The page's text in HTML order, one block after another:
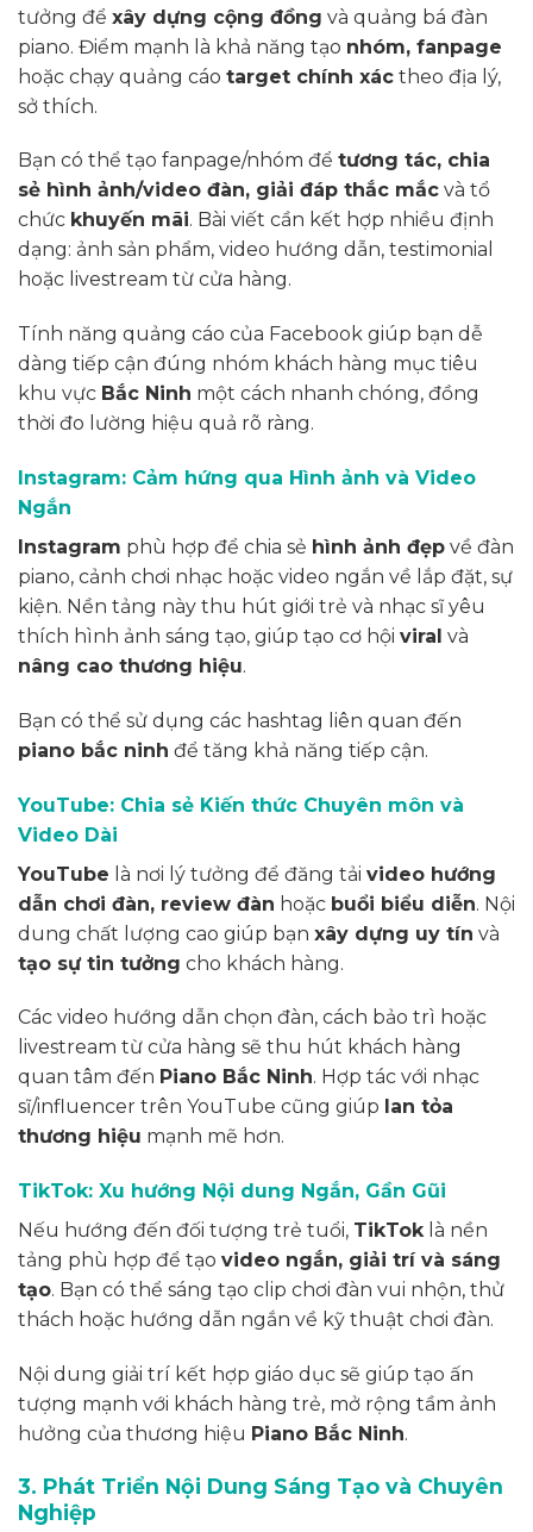
tưởng để xây dựng cộng đồng và quảng bá đàn
piano. Điểm mạnh là khả năng tạo nhóm, fanpage
hoặc chạy quảng cáo target chính xác theo địa lý,
sở thích.
Bạn có thể tạo fanpage/nhóm để tương tác, chia
sẻ hình ảnh/video đàn, giải đáp thắc mắc và tổ
chức khuyến mãi. Bài viết cần kết hợp nhiều định
dạng: ảnh sản phẩm, video hướng dẫn, testimonial
hoặc livestream từ cửa hàng.
Tính năng quảng cáo của Facebook giúp bạn dễ
dàng tiếp cận đúng nhóm khách hàng mục tiêu
khu vực Bắc Ninh một cách nhanh chóng, đồng
thời đo lường hiệu quả rõ ràng.
Instagram: Cảm hứng qua Hình ảnh và Video
Ngắn
Instagram phù hợp để chia sẻ hình ảnh đẹp về đàn
piano, cảnh chơi nhạc hoặc video ngắn về lắp đặt, sự
kiện. Nền tảng này thu hút giới trẻ và nhạc sĩ yêu
thích hình ảnh sáng tạo, giúp tạo cơ hội viral và
nâng cao thương hiệu.
Bạn có thể sử dụng các hashtag liên quan đến
piano bắc ninh để tăng khả năng tiếp cận.
YouTube: Chia sẻ Kiến thức Chuyên môn và
Video Dài
YouTube là nơi lý tưởng để đăng tải video hướng
dẫn chơi đàn, review đàn hoặc buổi biểu diễn. Nội
dung chất lượng cao giúp bạn xây dựng uy tín và
tạo sự tin tưởng cho khách hàng.
Các video hướng dẫn chọn đàn, cách bảo trì hoặc
livestream từ cửa hàng sẽ thu hút khách hàng
quan tâm đến Piano Bắc Ninh. Hợp tác với nhạc
sĩ/influencer trên YouTube cũng giúp lan tỏa
thương hiệu mạnh mẽ hơn.
TikTok: Xu hướng Nội dung Ngắn, Gần Gũi
Nếu hướng đến đối tượng trẻ tuổi, TikToklà nền
tảng phù hợp để tạo video ngắn, giải trí và sáng
tạo. Bạn có thể sáng tạo clip chơi đàn vui nhộn, thử
thách hoặc hướng dẫn ngắn về kỹ thuật chơi đàn.
Nội dung giải trí kết hợp giáo dục sẽ giúp tạo ấn
tượng mạnh với khách hàng trẻ, mở rộng tầm ảnh
hưởng của thương hiệu Piano Bắc Ninh.
3. Phát Triển Nội Dung Sáng Tạo và Chuyên
Nghiệp